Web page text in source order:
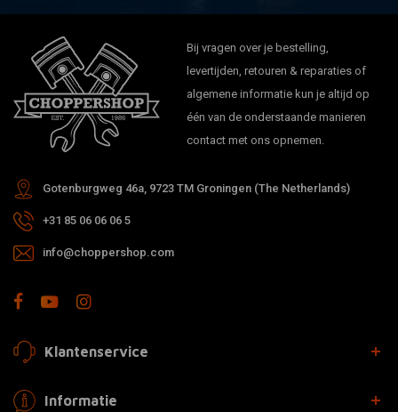
Bij vragen over je bestelling,
levertijden, retouren & reparaties of
algemene informatie kun je altijd op
één van de onderstaande manieren
contact met ons opnemen.
Gotenburgweg 46a, 9723 TM Groningen (The Netherlands)
+31 85 06 06 06 5
info@choppershop.com
Klantenservice
Informatie